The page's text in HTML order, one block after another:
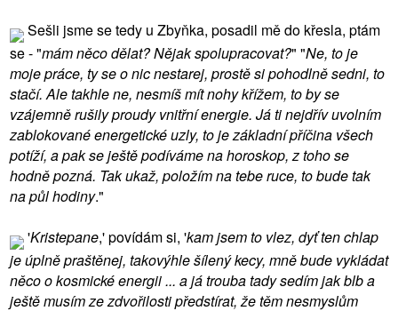
Sešli jsme se tedy u Zbyňka, posadil mě do křesla, ptám
se - "mám něco dělat? Nějak spolupracovat?" "Ne, to je
moje práce, ty se o nic nestarej, prostě si pohodlně sedni, to
stačí. Ale takhle ne, nesmíš mít nohy křížem, to by se
vzájemně rušily proudy vnitřní energie. Já ti nejdřív uvolním
zablokované energetické uzly, to je základní příčina všech
potíží, a pak se ještě podíváme na horoskop, z toho se
hodně pozná. Tak ukaž, položím na tebe ruce, to bude tak
na půl hodiny."
'Kristepane,' povídám si, 'kam jsem to vlez, dyť ten chlap
je úplně praštěnej, takovýhle šílený kecy, mně bude vykládat
něco o kosmické energii ... a já trouba tady sedím jak blb a
ještě musím ze zdvořilosti předstírat, že těm nesmyslům